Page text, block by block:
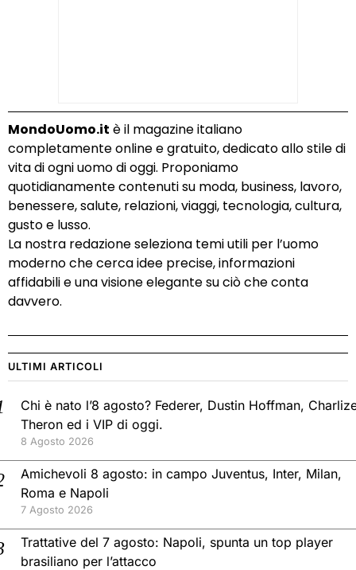
MondoUomo.it è il magazine italiano
completamente online e gratuito, dedicato allo stile di
vita di ogni uomo di oggi. Proponiamo
quotidianamente contenuti su moda, business, lavoro,
benessere, salute, relazioni, viaggi, tecnologia, cultura,
gusto e lusso.
La nostra redazione seleziona temi utili per l’uomo
moderno che cerca idee precise, informazioni
affidabili e una visione elegante su ciò che conta
davvero.
ULTIMI ARTICOLI
Chi è nato l’8 agosto? Federer, Dustin Hoffman,
Theron ed i VIP di oggi.
8 Agosto 2026
Amichevoli 8 agosto: in campo Juventus, Inter, Milan,
Roma e Napoli
7 Agosto 2026
Trattative del 7 agosto: Napoli, spunta un top player
brasiliano per l’attacco